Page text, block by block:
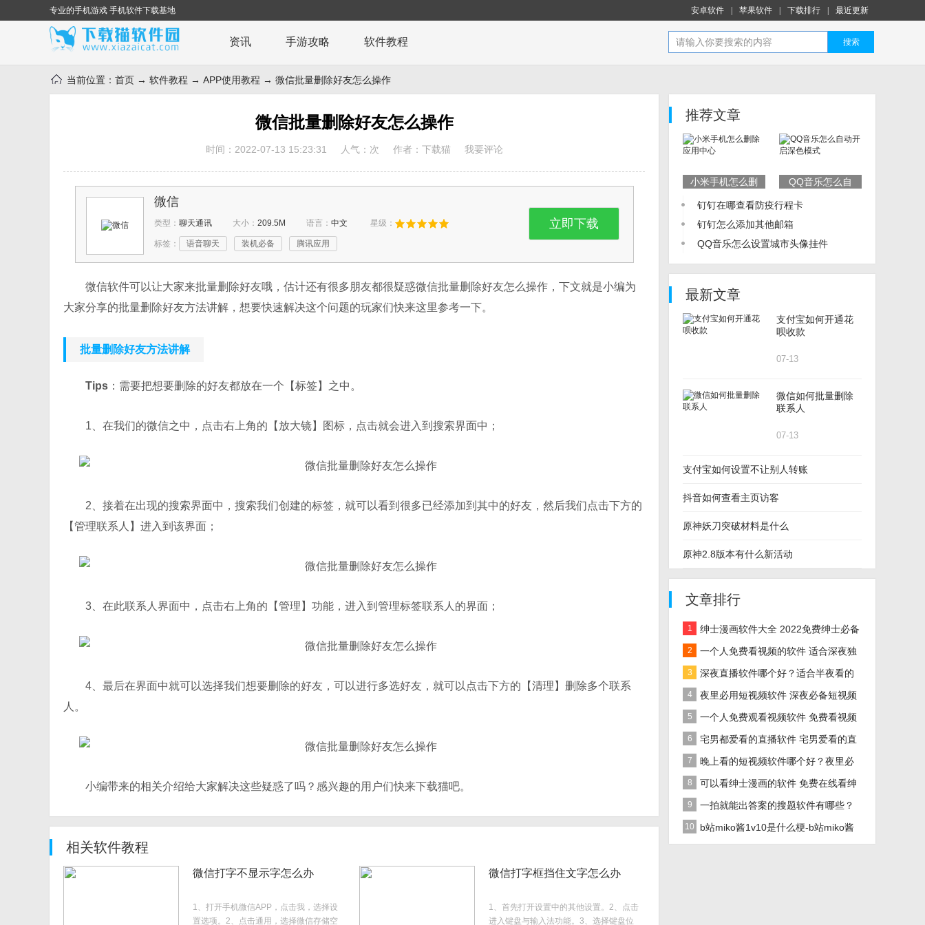
专业的手机游戏 手机软件下载基地 安卓软件 苹果软件 下载排行 最近更新
资讯 手游攻略 软件教程 搜索
当前位置： 首页 → 软件教程 → APP使用教程 → 微信批量删除好友怎么操作
微信批量删除好友怎么操作
时间：2022-07-13 15:23:31 人气： 次 作者：下载猫 我要评论
微信
类型： 聊天通讯 大小： 209.5M 语言： 中文 星级：
标签： 语音聊天 装机必备 腾讯应用
立即下载
微信软件可以让大家来批量删除好友哦，估计还有很多朋友都很疑惑微信批量删除好友怎么操作，下文就是小编为
大家分享的批量删除好友方法讲解，想要快速解决这个问题的玩家们快来这里参考一下。
批量删除好友方法讲解
Tips ：需要把想要删除的好友都放在一个【标签】之中。
1、在我们的微信之中，点击右上角的【放大镜】图标，点击就会进入到搜索界面中；
2、接着在出现的搜索界面中，搜索我们创建的标签，就可以看到很多已经添加到其中的好友，然后我们点击下方的
【管理联系人】进入到该界面；
3、在此联系人界面中，点击右上角的【管理】功能，进入到管理标签联系人的界面；
4、最后在界面中就可以选择我们想要删除的好友，可以进行多选好友，就可以点击下方的【清理】删除多个联系
人。
小编带来的相关介绍给大家解决这些疑惑了吗？感兴趣的用户们快来下载猫吧。
相关软件教程
微信打字不显示字怎么办
1、打开手机微信APP，点击我，选择设
置选项。2、点击通用，选择微信存储空
微信打字框挡住文字怎么办
1、首先打开设置中的其他设置。2、点击
进入键盘与输入法功能。3、选择键盘位
推荐文章
小米手机怎么删
QQ音乐怎么自
钉钉在哪查看防疫行程卡
钉钉怎么添加其他邮箱
QQ音乐怎么设置城市头像挂件
最新文章
支付宝如何开通花
呗收款
07-13
微信如何批量删除
联系人
07-13
支付宝如何设置不让别人转账
抖音如何查看主页访客
原神妖刀突破材料是什么
原神2.8版本有什么新活动
文章排行
1
绅士漫画软件大全 2022免费绅士必备
漫画软件推荐
2
一个人免费看视频的软件 适合深夜独
自在家看的视频软件大全
3
深夜直播软件哪个好？适合半夜看的
直播软件大全
4
夜里必用短视频软件 深夜必备短视频
软件大全
5
一个人免费观看视频软件 免费看视频
软件推荐
6
宅男都爱看的直播软件 宅男爱看的直
播互动软件推荐
7
晚上看的短视频软件哪个好？夜里必
用短视频软件大全
8
可以看绅士漫画的软件 免费在线看绅
士漫画软件推荐
9
一拍就能出答案的搜题软件有哪些？
不用实名的搜题软件推荐
10
b站miko酱1v10是什么梗-b站miko酱